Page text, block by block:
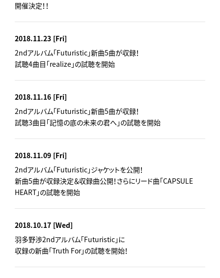
開催決定！！
2018.11.23 [Fri]
2ndアルバム「Futuristic」新曲5曲が収録！
試聴4曲目「realize」の試聴を開始
2018.11.16 [Fri]
2ndアルバム「Futuristic」新曲5曲が収録！
試聴3曲目「記憶の底の未来の君へ」の試聴を開始
2018.11.09 [Fri]
2ndアルバム「Futuristic」ジャケットを公開！
新曲5曲が収録決定＆収録曲公開！さらにリード曲「CAPSULE
HEART」の試聴を開始
2018.10.17 [Wed]
羽多野渉2ndアルバム「Futuristic」に
収録の新曲「Truth For」の試聴を開始！